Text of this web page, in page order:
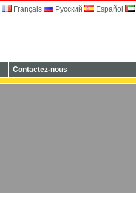
Français Русский Español
Contactez-nous